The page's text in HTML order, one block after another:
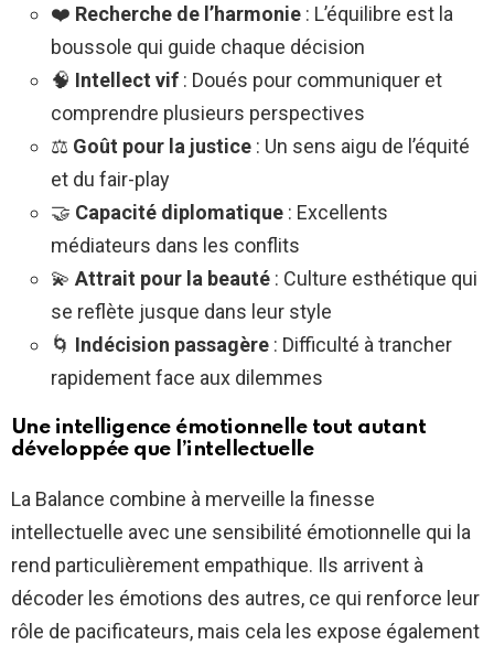
❤️ Recherche de l’harmonie : L’équilibre est la
boussole qui guide chaque décision
🧠 Intellect vif : Doués pour communiquer et
comprendre plusieurs perspectives
⚖️ Goût pour la justice : Un sens aigu de l’équité
et du fair-play
🤝 Capacité diplomatique : Excellents
médiateurs dans les conflits
💫 Attrait pour la beauté : Culture esthétique qui
se reflète jusque dans leur style
🌀 Indécision passagère : Difficulté à trancher
rapidement face aux dilemmes
Une intelligence émotionnelle tout autant
développée que l’intellectuelle
La Balance combine à merveille la finesse
intellectuelle avec une sensibilité émotionnelle qui la
rend particulièrement empathique. Ils arrivent à
décoder les émotions des autres, ce qui renforce leur
rôle de pacificateurs, mais cela les expose également